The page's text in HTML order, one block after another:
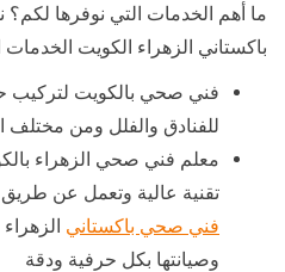
ما أهم الخدمات التي نوفرها
باكستاني الزهراء الكويت الخدمات
فني صحي بالكويت لتركيب
للفنادق والفلل ومن مختلف
معلم فني صحي الزهراء
تقنية عالية وتعمل عن
فني صحي باكستاني
وصيانتها بكل حرفية ودقة